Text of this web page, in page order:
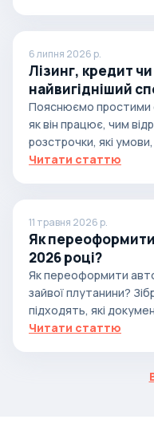
6 липня 2026 р.
Лізинг, кредит
найвигідніший
Пояснюємо простими
як він працює, чим
розстрочки, які
Читати статтю
11 травня 2026 р.
Як
2026 році?
Як переоформити
зайвої плутанини?
підходять, які
Читати статтю